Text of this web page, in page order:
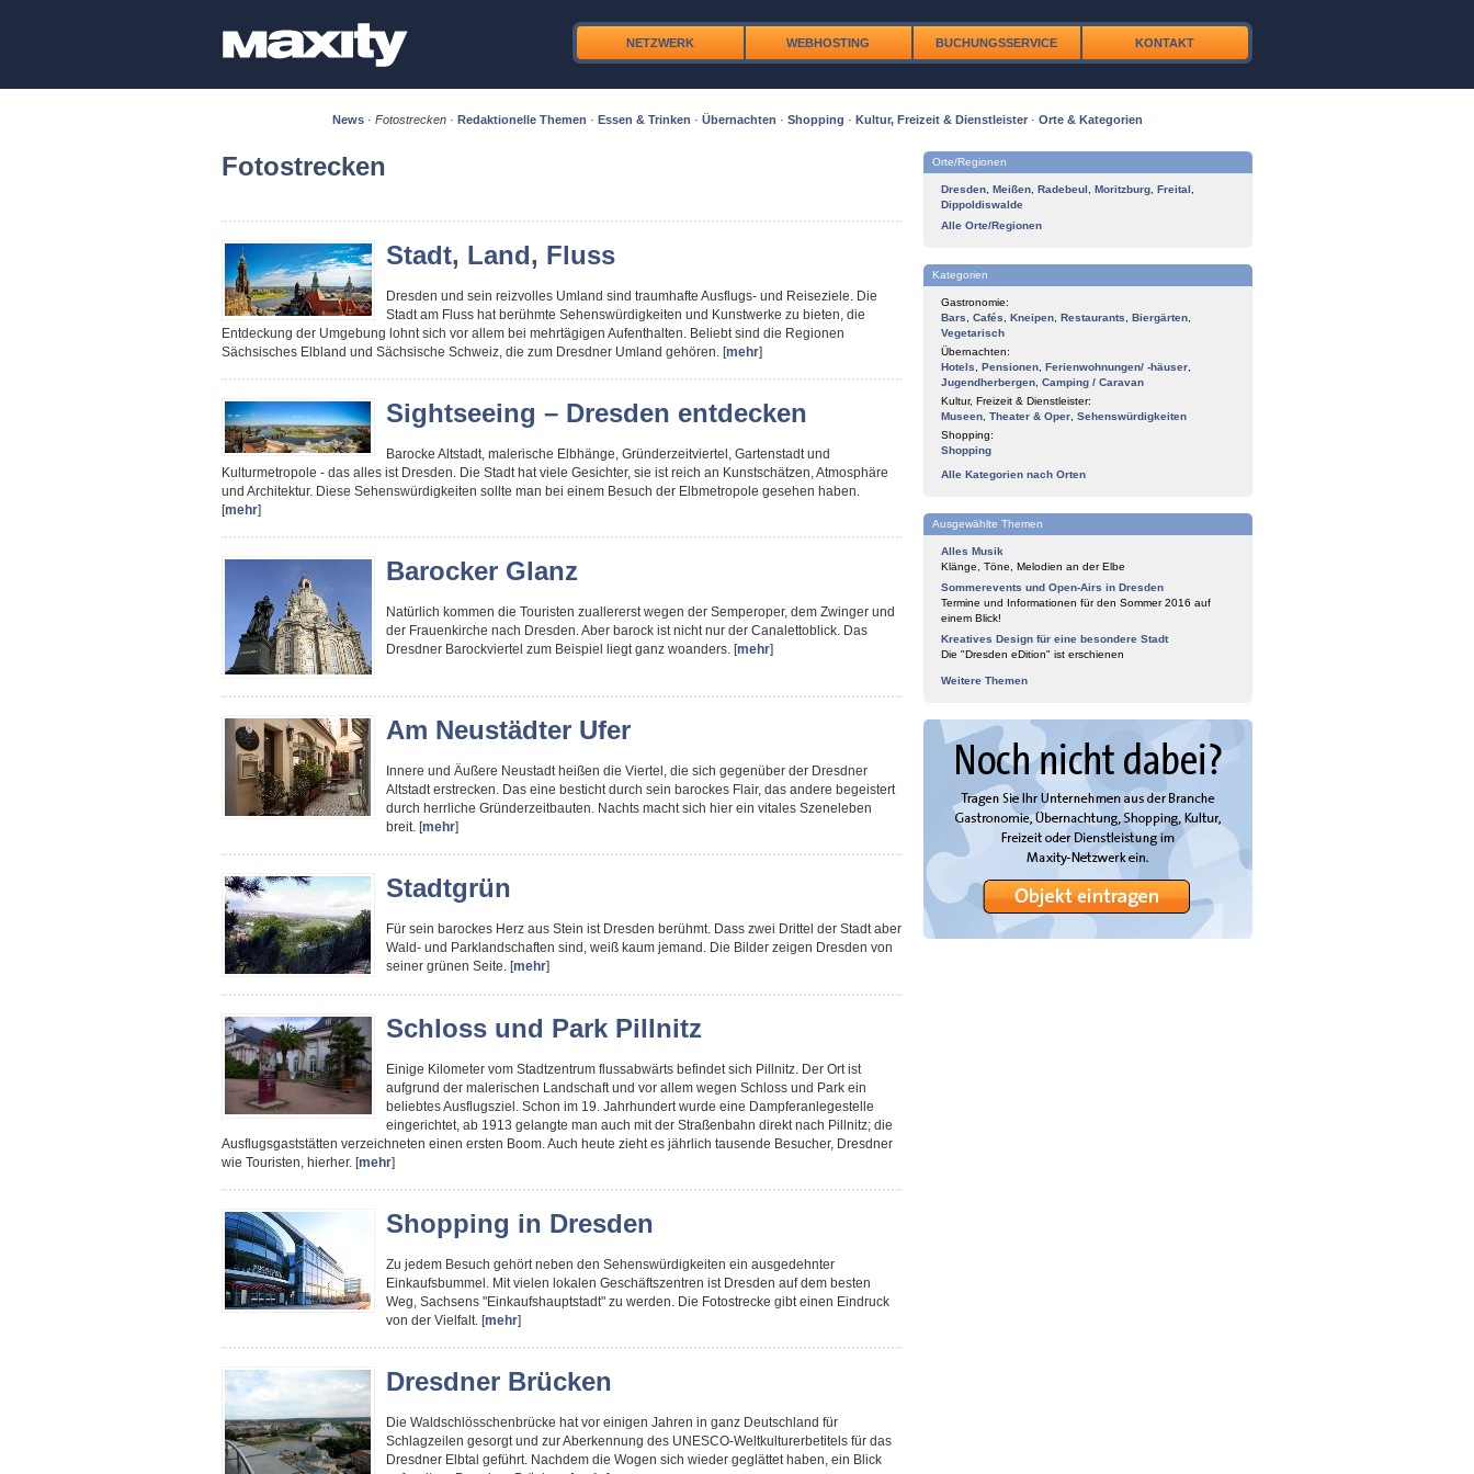
NETZWERK WEBHOSTING BUCHUNGSSERVICE KONTAKT
News· Fotostrecken· Redaktionelle Themen · Essen & Trinken · Übernachten · Shopping · Kultur, Freizeit & Dienstleister· Orte & Kategorien
Fotostrecken
Stadt, Land, Fluss
Dresden und sein reizvolles Umland sind traumhafte Ausflugs- und Reiseziele. Die
Stadt am Fluss hat berühmte Sehenswürdigkeiten und Kunstwerke zu bieten, die
Entdeckung der Umgebung lohnt sich vor allem bei mehrtägigen Aufenthalten. Beliebt sind die Regionen
Sächsisches Elbland und Sächsische Schweiz, die zum Dresdner Umland gehören. [mehr]
Sightseeing – Dresden entdecken
Barocke Altstadt, malerische Elbhänge, Gründerzeitviertel, Gartenstadt und
Kulturmetropole - das alles ist Dresden. Die Stadt hat viele Gesichter, sie ist reich an Kunstschätzen, Atmosphäre
und Architektur. Diese Sehenswürdigkeiten sollte man bei einem Besuch der Elbmetropole gesehen haben.
[mehr]
Barocker Glanz
Natürlich kommen die Touristen zuallererst wegen der Semperoper, dem Zwinger und
der Frauenkirche nach Dresden. Aber barock ist nicht nur der Canalettoblick. Das
Dresdner Barockviertel zum Beispiel liegt ganz woanders. [mehr]
Am Neustädter Ufer
Innere und Äußere Neustadt heißen die Viertel, die sich gegenüber der Dresdner
Altstadt erstrecken. Das eine besticht durch sein barockes Flair, das andere begeistert
durch herrliche Gründerzeitbauten. Nachts macht sich hier ein vitales Szeneleben
breit. [mehr]
Stadtgrün
Für sein barockes Herz aus Stein ist Dresden berühmt. Dass zwei Drittel der Stadt aber
Wald- und Parklandschaften sind, weiß kaum jemand. Die Bilder zeigen Dresden von
seiner grünen Seite. [mehr]
Schloss und Park Pillnitz
Einige Kilometer vom Stadtzentrum flussabwärts befindet sich Pillnitz. Der Ort ist
aufgrund der malerischen Landschaft und vor allem wegen Schloss und Park ein
beliebtes Ausflugsziel. Schon im 19. Jahrhundert wurde eine Dampferanlegestelle
eingerichtet, ab 1913 gelangte man auch mit der Straßenbahn direkt nach Pillnitz; die
Ausflugsgaststätten verzeichneten einen ersten Boom. Auch heute zieht es jährlich tausende Besucher, Dresdner
wie Touristen, hierher. [mehr]
Shopping in Dresden
Zu jedem Besuch gehört neben den Sehenswürdigkeiten ein ausgedehnter
Einkaufsbummel. Mit vielen lokalen Geschäftszentren ist Dresden auf dem besten
Weg, Sachsens "Einkaufshauptstadt" zu werden. Die Fotostrecke gibt einen Eindruck
von der Vielfalt. [mehr]
Dresdner Brücken
Die Waldschlösschenbrücke hat vor einigen Jahren in ganz Deutschland für
Schlagzeilen gesorgt und zur Aberkennung des UNESCO-Weltkulturerbetitels für das
Dresdner Elbtal geführt. Nachdem die Wogen sich wieder geglättet haben, ein Blick
Orte/Regionen
Dresden Meißen Radebeul Moritzburg Freital
Dippoldiswalde
Alle Orte/Regionen
Kategorien
Gastronomie:
Bars
Cafés Kneipen Restaurants Biergärten
Vegetarisch
Übernachten:
Hotels
Pensionen Ferienwohnungen/ -häuser
Jugendherbergen Camping / Caravan
Kultur, Freizeit & Dienstleister:
Museen Theater & Oper Sehenswürdigkeiten
Shopping:
Shopping
Alle Kategorien nach Orten
Ausgewählte Themen
Alles Musik
Klänge, Töne, Melodien an der Elbe
Sommerevents und Open-Airs in Dresden
Termine und Informationen für den Sommer 2016 auf
einem Blick!
Kreatives Design für eine besondere Stadt
Die "Dresden eDition" ist erschienen
Weitere Themen